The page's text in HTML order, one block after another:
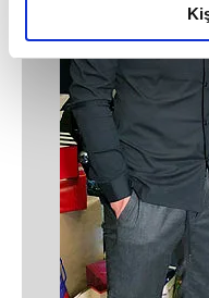
olduğunu ve sizlere en
elimizden gelen çabayı
reklamların
kalemimiz olduğunu
Her halükârda,
takdirde, kullanıcılara
gösterilmeyecektir."
Sizlere daha iyi bir
Sitemizde kendimize